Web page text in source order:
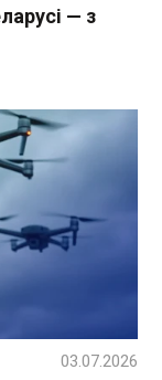
— з
03.07.2026